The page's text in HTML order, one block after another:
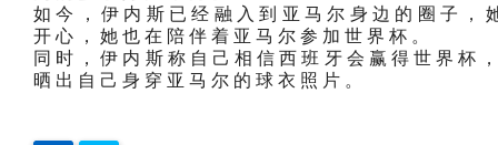
如今，伊内斯已经融入到亚马尔身边的圈子
开心，她也在陪伴着亚马尔参加世界杯。
同时，伊内斯称自己相信西班牙会赢得世界杯
晒出自己身穿亚马尔的球衣照片。